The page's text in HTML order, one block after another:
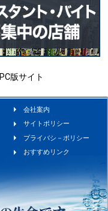
PC版サイト
会社案内
サイトポリシー
プライバシ－ポリシー
おすすめリンク